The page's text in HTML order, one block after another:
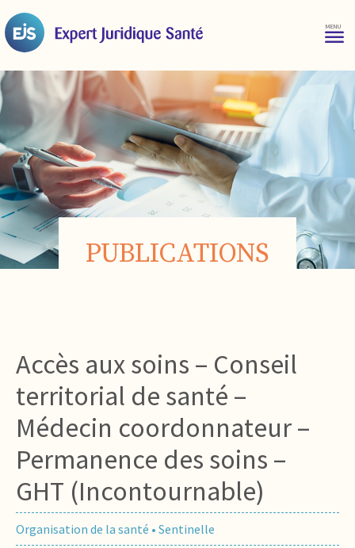
PUBLICATIONS
Accès aux soins – Conseil
territorial de santé –
Médecin coordonnateur –
Permanence des soins –
GHT (Incontournable)
Organisation de la santé • Sentinelle